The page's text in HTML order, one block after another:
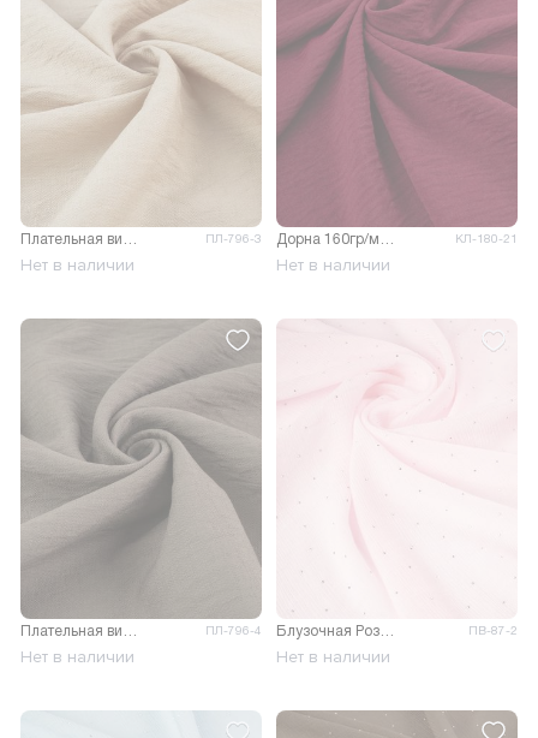
ПЛ-796-3
Нет в наличии
КЛ-180-21
Нет в наличии
ПЛ-796-4
Нет в наличии
ПВ-87-2
Нет в наличии